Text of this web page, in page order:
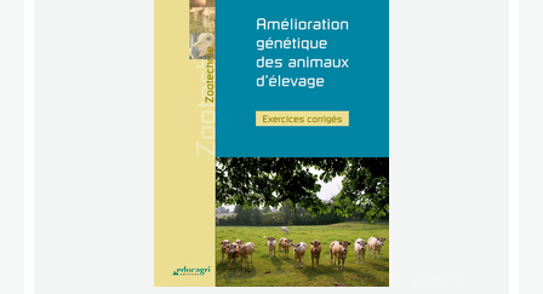
Voir la démo
Manuel complet
Commander l'article